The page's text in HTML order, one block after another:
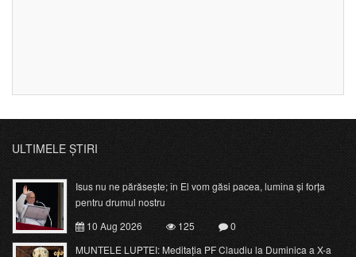
ULTIMELE ȘTIRI
Isus nu ne părăsește; în El vom găsi pacea, lumina și forța
pentru drumul nostru
10 Aug 2026
125
0
MUNTELE LUPTEI: Meditația PF Claudiu la Duminica a X-a